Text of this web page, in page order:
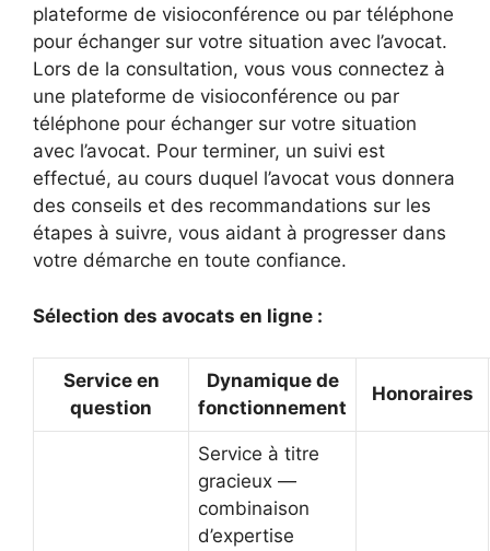
plateforme de visioconférence ou par téléphone
pour échanger sur votre situation avec l’avocat.
Lors de la consultation, vous vous connectez à
une plateforme de visioconférence ou par
téléphone pour échanger sur votre situation
avec l’avocat. Pour terminer, un suivi est
effectué, au cours duquel l’avocat vous donnera
des conseils et des recommandations sur les
étapes à suivre, vous aidant à progresser dans
votre démarche en toute confiance.
Sélection des avocats en ligne :
Service en
question
Dynamique de
fonctionnement
Honoraires
Service à titre
gracieux —
combinaison
d’expertise